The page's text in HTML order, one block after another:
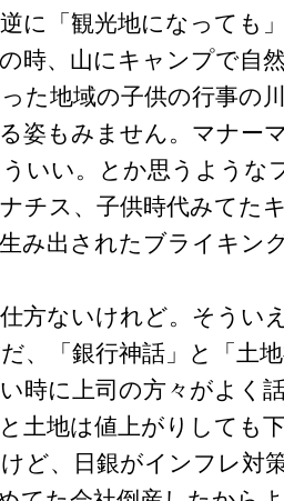
に「観光地になっても
時、山にキャンプで自
た地域の子供の行事の
姿もみません。マナー
いい。とか思うような
チス、子供時代みてた
み出されたブライキン
方ないけれど。そうい
、「銀行神話」と「土
時に上司の方々がよく
土地は値上がりしても
ど、日銀がインフレ対